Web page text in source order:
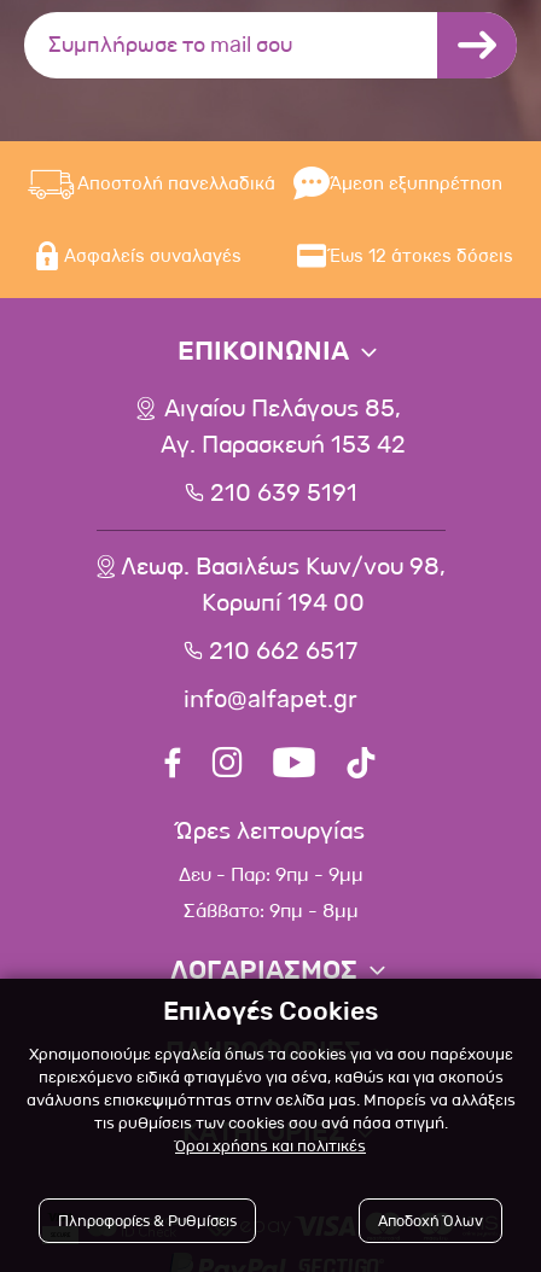
Αποστολή πανελλαδικά Άμεση εξυπηρέτηση
Ασφαλείς συναλαγές Έως 12 άτοκες δόσεις
ΕΠΙΚΟΙΝΩΝΙΑ
Αιγαίου Πελάγους 85,
Αγ. Παρασκευή 153 42
210 639 5191
Λεωφ. Βασιλέως Κων/νου 98,
Κορωπί 194 00
210 662 6517
info@alfapet.gr
Ώρες λειτουργίας
Δευ - Παρ: 9πμ - 9μμ
Σάββατο: 9πμ - 8μμ
ΛΟΓΑΡΙΑΣΜΟΣ
Πληροφορίες λογαριασμού
Λίστα αγαπημένων
Πολιτική επιστροφών
ΠΛΗΡΟΦΟΡΙΕΣ
Σχετικά
Επικοινωνία
Blog
Όροι Χρήσης
ΚΑΤΗΓΟΡΙΕΣ
Επιλογές Cookies
Χρησιμοποιούμε εργαλεία όπως τα cookies για να σου παρέχουμε
περιεχόμενο ειδικά φτιαγμένο για σένα, καθώς και για σκοπούς
ανάλυσης επισκεψιμότητας στην σελίδα μας. Μπορείς να αλλάξεις
τις ρυθμίσεις των cookies σου ανά πάσα στιγμή.
Όροι χρήσης και πολιτικές
Πληροφορίες & Ρυθμίσεις Αποδοχή Όλων